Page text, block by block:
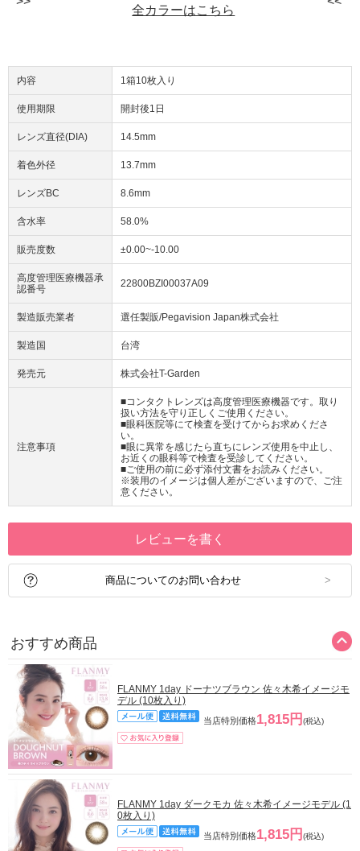
全カラーはこちら
内容 1箱10枚入り
使用期限 開封後1日
レンズ直径(DIA) 14.5mm
着色外径 13.7mm
レンズBC 8.6mm
含水率 58.0%
販売度数 ±0.00~-10.00
高度管理医療機器承
認番号
22800BZI00037A09
製造販売業者 選任製販/Pegavision Japan株式会社
製造国 台湾
発売元 株式会社T-Garden
注意事項
■コンタクトレンズは高度管理医療機器です。取り
扱い方法を守り正しくご使用ください。
■眼科医院等にて検査を受けてからお求めくださ
い。
■眼に異常を感じたら直ちにレンズ使用を中止し、
お近くの眼科等で検査を受診してください。
■ご使用の前に必ず添付文書をお読みください。
※装用のイメージは個人差がございますので、ご注
意ください。
レビューを書く
商品についてのお問い合わせ
おすすめ商品
FLANMY 1day ドーナツブラウン 佐々木希イメージモ
デル (10枚入り)
当店特別価格1,815円 (税込)
FLANMY 1day ダークモカ 佐々木希イメージモデル (1
0枚入り)
当店特別価格1,815円 (税込)